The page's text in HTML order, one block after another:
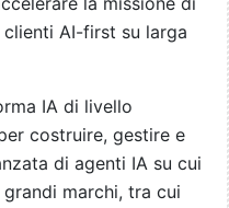
AI-first su larga
IA di livello
costruire, gestire e
di agenti IA su cui
marchi, tra cui